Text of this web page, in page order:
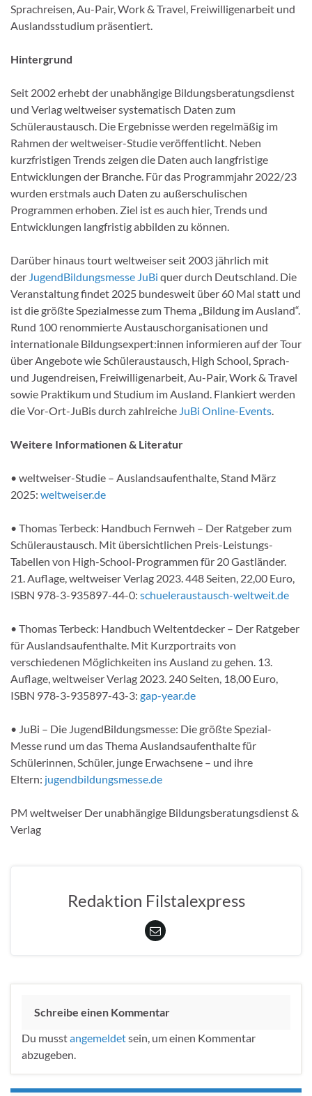
Sprachreisen, Au-Pair, Work & Travel, Freiwilligenarbeit und
Auslandsstudium präsentiert.
Hintergrund
Seit 2002 erhebt der unabhängige Bildungsberatungsdienst
und Verlag weltweiser systematisch Daten zum
Schüleraustausch. Die Ergebnisse werden regelmäßig im
Rahmen der weltweiser-Studie veröffentlicht. Neben
kurzfristigen Trends zeigen die Daten auch langfristige
Entwicklungen der Branche. Für das Programmjahr 2022/23
wurden erstmals auch Daten zu außerschulischen
Programmen erhoben. Ziel ist es auch hier, Trends und
Entwicklungen langfristig abbilden zu können.
Darüber hinaus tourt weltweiser seit 2003 jährlich mit
der JugendBildungsmesse JuBi quer durch Deutschland. Die
Veranstaltung findet 2025 bundesweit über 60 Mal statt und
ist die größte Spezialmesse zum Thema „Bildung im Ausland“.
Rund 100 renommierte Austauschorganisationen und
internationale Bildungsexpert:innen informieren auf der Tour
über Angebote wie Schüleraustausch, High School, Sprach-
und Jugendreisen, Freiwilligenarbeit, Au-Pair, Work & Travel
sowie Praktikum und Studium im Ausland. Flankiert werden
die Vor-Ort-JuBis durch zahlreiche JuBi Online-Events.
Weitere Informationen & Literatur
• weltweiser-Studie – Auslandsaufenthalte, Stand März
2025: weltweiser.de
• Thomas Terbeck: Handbuch Fernweh – Der Ratgeber zum
Schüleraustausch. Mit übersichtlichen Preis-Leistungs-
Tabellen von High-School-Programmen für 20 Gastländer.
21. Auflage, weltweiser Verlag 2023. 448 Seiten, 22,00 Euro,
ISBN 978-3-935897-44-0: schueleraustausch-weltweit.de
• Thomas Terbeck: Handbuch Weltentdecker – Der Ratgeber
für Auslandsaufenthalte. Mit Kurzportraits von
verschiedenen Möglichkeiten ins Ausland zu gehen. 13.
Auflage, weltweiser Verlag 2023. 240 Seiten, 18,00 Euro,
ISBN 978-3-935897-43-3: gap-year.de
• JuBi – Die JugendBildungsmesse: Die größte Spezial-
Messe rund um das Thema Auslandsaufenthalte für
Schülerinnen, Schüler, junge Erwachsene – und ihre
Eltern: jugendbildungsmesse.de
PM weltweiser Der unabhängige Bildungsberatungsdienst &
Verlag
Redaktion Filstalexpress
Schreibe einen Kommentar
Du musstangemeldetsein, um einen Kommentar
abzugeben.